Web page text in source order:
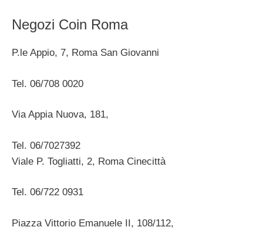
Negozi Coin Roma
P.le Appio, 7, Roma San Giovanni
Tel. 06/708 0020
Via Appia Nuova, 181,
Tel. 06/7027392
Viale P. Togliatti, 2, Roma Cinecittà
Tel. 06/722 0931
Piazza Vittorio Emanuele II, 108/112,